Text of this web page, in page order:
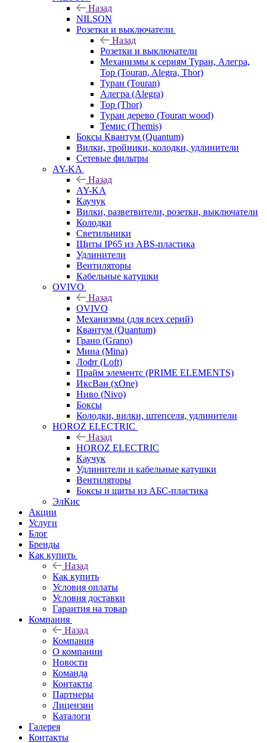
Назад
NILSON
Розетки и выключатели
Назад
Розетки и выключатели
Механизмы к сериям Туран, Алегра,
Тор (Touran, Alegra, Thor)
Туран (Touran)
Алегра (Alegra)
Тор (Thor)
Туран дерево (Touran wood)
Темис (Themis)
Боксы Квантум (Quantum)
Вилки, тройники, колодки, удлинители
Сетевые фильтры
AY-KA
Назад
AY-KA
Каучук
Вилки, разветвители, розетки, выключатели
Колодки
Светильники
Щиты IP65 из ABS-пластика
Удлинители
Вентиляторы
Кабельные катушки
OVIVO
Назад
OVIVO
Механизмы (для всех серий)
Квантум (Quantum)
Грано (Grano)
Мина (Mina)
Лофт (Loft)
Прайм элементс (PRIME ELEMENTS)
ИксВан (xOne)
Ниво (Nivo)
Боксы
Колодки, вилки, штепселя, удлинители
HOROZ ELECTRIC
Назад
HOROZ ELECTRIC
Каучук
Удлинители и кабельные катушки
Вентиляторы
Боксы и щиты из АБС-пластика
ЭлКис
Акции
Услуги
Блог
Бренды
Как купить
Назад
Как купить
Условия оплаты
Условия доставки
Гарантия на товар
Компания
Назад
Компания
О компании
Новости
Команда
Контакты
Партнеры
Лицензии
Каталоги
Галерея
Контакты